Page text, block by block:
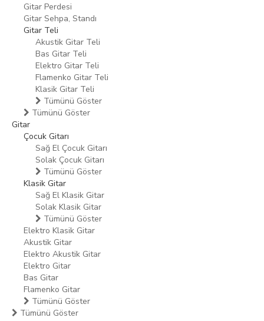
Gitar Perdesi
Gitar Sehpa, Standı
Gitar Teli
Akustik Gitar Teli
Bas Gitar Teli
Elektro Gitar Teli
Flamenko Gitar Teli
Klasik Gitar Teli
Tümünü Göster
Tümünü Göster
Gitar
Çocuk Gitarı
Sağ El Çocuk Gitarı
Solak Çocuk Gitarı
Tümünü Göster
Klasik Gitar
Sağ El Klasik Gitar
Solak Klasik Gitar
Tümünü Göster
Elektro Klasik Gitar
Akustik Gitar
Elektro Akustik Gitar
Elektro Gitar
Bas Gitar
Flamenko Gitar
Tümünü Göster
Tümünü Göster